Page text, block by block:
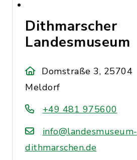
Dithmarscher
Landesmuseum
Domstraße 3, 25704
Meldorf
+49 481 975600
info@landesmuseum-
dithmarschen.de